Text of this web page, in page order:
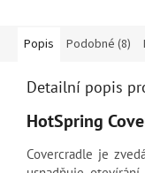
Popis Podobné (8)
Detailní popis
HotSpring
Covercradle je